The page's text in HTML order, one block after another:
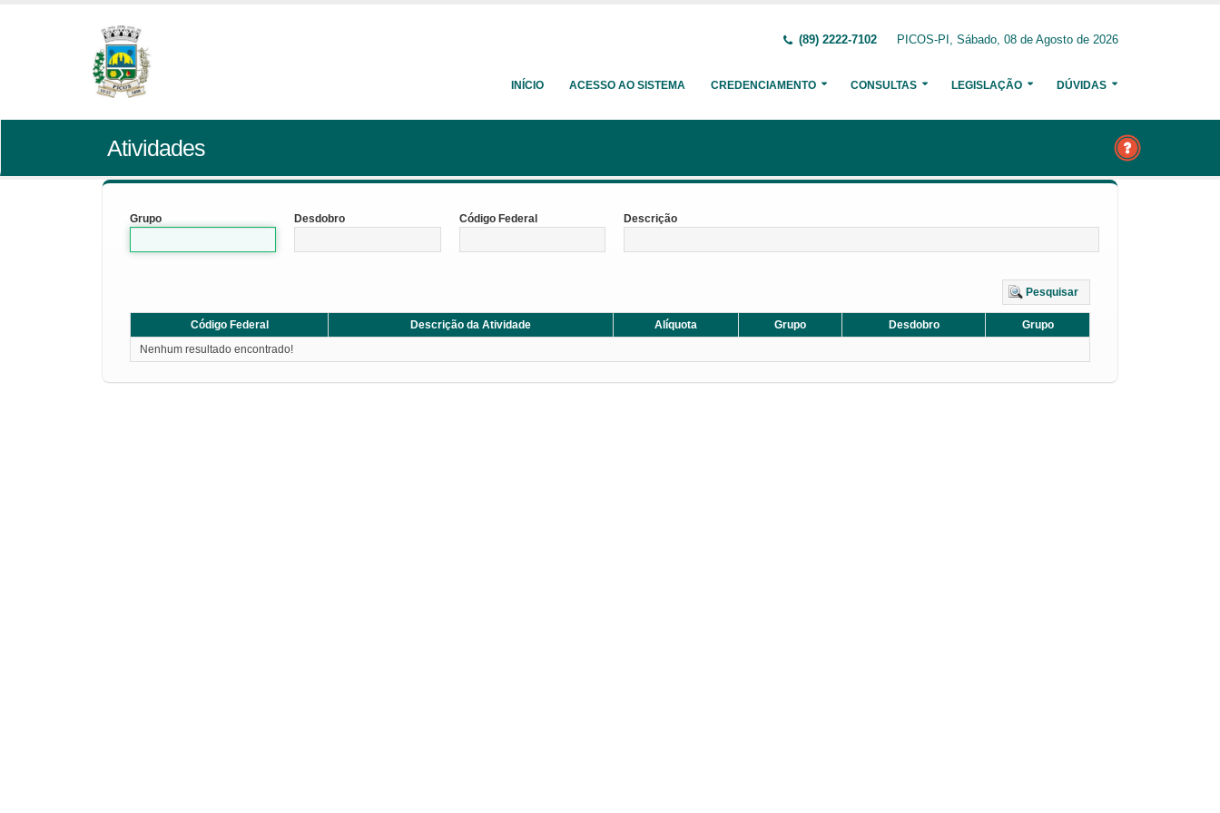
(89) 2222-7102 PICOS-PI, Sábado, 08 de Agosto de 2026
INÍCIO ACESSO AO SISTEMA CREDENCIAMENTO CONSULTAS LEGISLAÇÃO DÚVIDAS
Atividades
Grupo Desdobro Código Federal Descrição
Pesquisar
Código Federal Descrição da Atividade Alíquota Grupo Desdobro
Grupo
Nenhum resultado encontrado!